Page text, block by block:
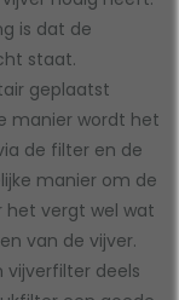
is dat de
staat.
geplaatst
manier wordt het
de filter en de
manier om de
vergt wel wat
van de vijver.
vijverfilter deels